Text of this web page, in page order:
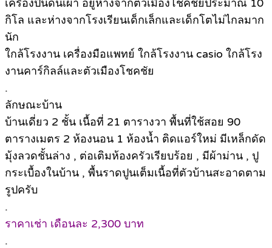
เครื่องปั้นดินเผา อยู่ห่างจากตัวเมืองโชคชัยประมาณ 10
กิโล และห่างจากโรงเรียนเด็กเล็กและเด็กโตไม่ไกลมาก
นัก
ใกล้โรงงาน เครื่องมือแพทย์ ใกล้โรงงาน casio ใกล้โรง
งานคาร์กิลล์และตัวเมืองโชคชัย
.
ลักษณะบ้าน
บ้านเดี่ยว 2 ชั้น เนื้อที่ 21 ตารางวา พื้นที่ใช้สอย 90
ตารางเมตร 2 ห้องนอน 1 ห้องน้ำ ติดแอร์ใหม่ มีเหล็กดัด
มุ้งลวดชั้นล่าง , ต่อเติมห้องครัวเรียบร้อย , มีผ้าม่าน , ปู
กระเบื้องในบ้าน , พื้นราดปูนเต็มเนื้อที่ตัวบ้านสะอาดตาม
รูปครับ
.
ราคาเช่า เดือนละ 2,300 บาท
.